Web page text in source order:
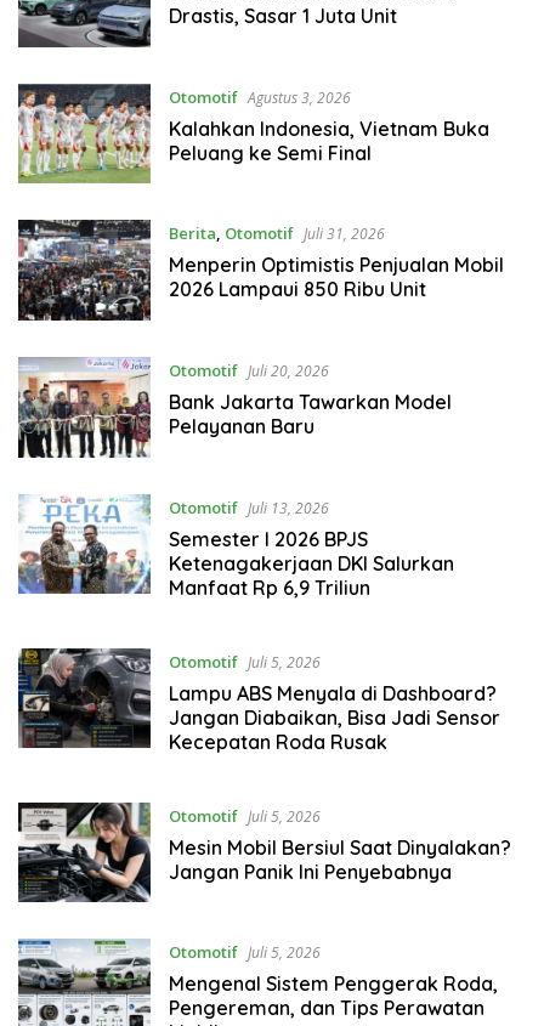
Drastis, Sasar 1 Juta Unit
Otomotif Agustus 3, 2026
Kalahkan Indonesia, Vietnam Buka
Peluang ke Semi Final
Berita, Otomotif Juli 31, 2026
Menperin Optimistis Penjualan Mobil
2026 Lampaui 850 Ribu Unit
Otomotif Juli 20, 2026
Bank Jakarta Tawarkan Model
Pelayanan Baru
Otomotif Juli 13, 2026
Semester I 2026 BPJS
Ketenagakerjaan DKI Salurkan
Manfaat Rp 6,9 Triliun
Otomotif Juli 5, 2026
Lampu ABS Menyala di Dashboard?
Jangan Diabaikan, Bisa Jadi Sensor
Kecepatan Roda Rusak
Otomotif Juli 5, 2026
Mesin Mobil Bersiul Saat Dinyalakan?
Jangan Panik Ini Penyebabnya
Otomotif Juli 5, 2026
Mengenal Sistem Penggerak Roda,
Pengereman, dan Tips Perawatan